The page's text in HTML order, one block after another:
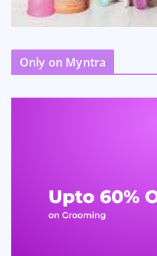
Only on Myntra